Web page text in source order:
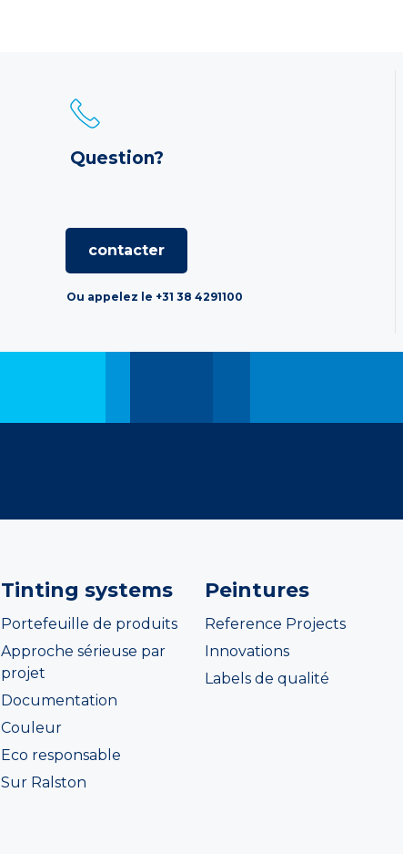
Question?
contacter
Ou appelez le +31 38 4291100
Tinting systems
Portefeuille de produits
Approche sérieuse par
projet
Documentation
Couleur
Eco responsable
Sur Ralston
Peintures
Reference Projects
Innovations
Labels de qualité